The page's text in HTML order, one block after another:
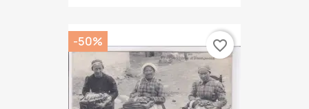
-50% favorite_border